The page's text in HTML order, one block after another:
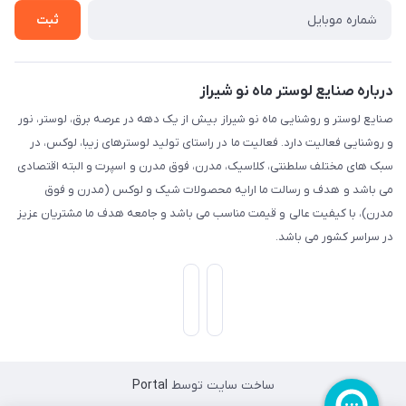
ثبت
درباره صنایع لوستر ماه نو شیراز
صنایع لوستر و روشنایی ماه نو شیراز بیش از یک دهه در عرصه برق، لوستر، نور
و روشنایی فعالیت دارد. فعالیت ما در راستای تولید لوسترهای زیبا، لوکس، در
سبک های مختلف سلطنتی، کلاسیک، مدرن، فوق مدرن و اسپرت و البته اقتصادی
می باشد و هدف و رسالت ما ارایه محصولات شیک و لوکس (مدرن و فوق
مدرن)، با کیفیت عالی و قیمت مناسب می باشد و جامعه هدف ما مشتریان عزیز
در سراسر کشور می باشد.
ساخت سایت توسط Portal